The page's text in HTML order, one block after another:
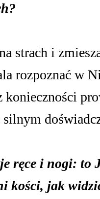
strach i
rozpoznać w
konieczności
ręce i nogi:
kości, jak